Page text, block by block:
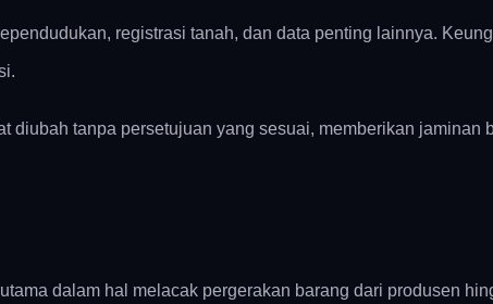
registrasi tanah, dan data penting lainnya.
tanpa persetujuan yang sesuai, memberikan jaminan
dalam hal melacak pergerakan barang dari produsen